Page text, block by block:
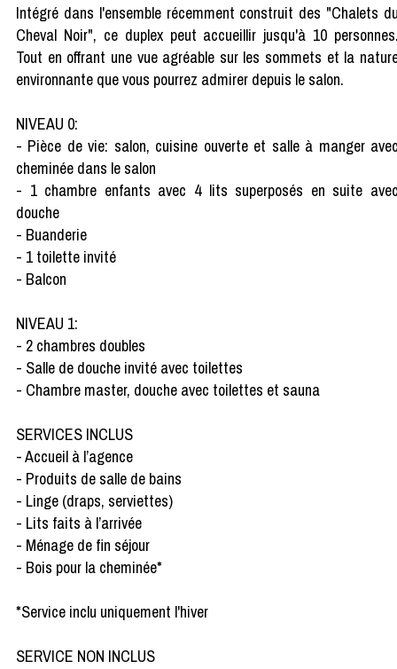
Intégré dans l'ensemble récemment construit des "Chalets
Cheval Noir", ce duplex peut accueillir jusqu'à 10
Tout en offrant une vue agréable sur les sommets et la
environnante que vous pourrez admirer depuis le salon.
NIVEAU 0:
- Pièce de vie: salon, cuisine ouverte et salle à manger
cheminée dans le salon
- 1 chambre enfants avec 4 lits superposés en suite
douche
- Buanderie
- 1 toilette invité
- Balcon
NIVEAU 1:
- 2 chambres doubles
- Salle de douche invité avec toilettes
- Chambre master, douche avec toilettes et sauna
SERVICES INCLUS
- Accueil à l’agence
- Produits de salle de bains
- Linge (draps, serviettes)
- Lits faits à l’arrivée
- Ménage de fin séjour
- Bois pour la cheminée*
*Service inclu uniquement l'hiver
SERVICE NON INCLUS